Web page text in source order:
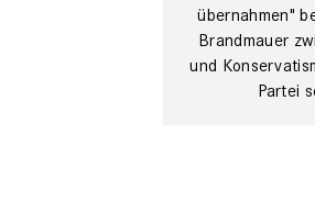
übernahmen"
Brandmauer
und
Partei